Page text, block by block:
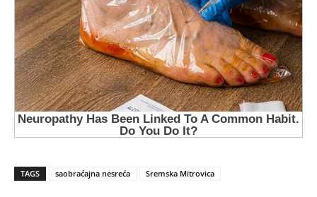
TAGS saobraćajna nesreća Sremska Mitrovica